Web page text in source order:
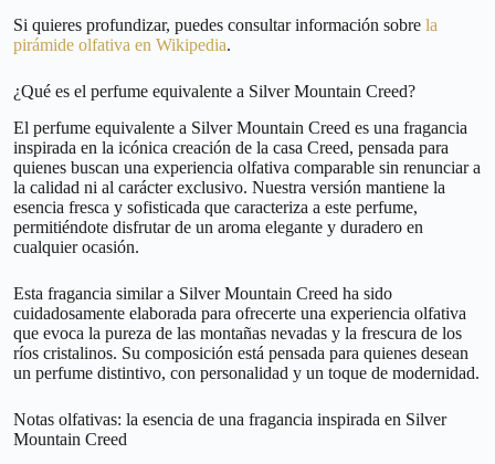
Si quieres profundizar, puedes consultar información sobre la
pirámide olfativa en Wikipedia.
¿Qué es el perfume equivalente a Silver Mountain Creed?
El perfume equivalente a Silver Mountain Creed es una fragancia
inspirada en la icónica creación de la casa Creed, pensada para
quienes buscan una experiencia olfativa comparable sin renunciar a
la calidad ni al carácter exclusivo. Nuestra versión mantiene la
esencia fresca y sofisticada que caracteriza a este perfume,
permitiéndote disfrutar de un aroma elegante y duradero en
cualquier ocasión.
Esta fragancia similar a Silver Mountain Creed ha sido
cuidadosamente elaborada para ofrecerte una experiencia olfativa
que evoca la pureza de las montañas nevadas y la frescura de los
ríos cristalinos. Su composición está pensada para quienes desean
un perfume distintivo, con personalidad y un toque de modernidad.
Notas olfativas: la esencia de una fragancia inspirada en Silver
Mountain Creed